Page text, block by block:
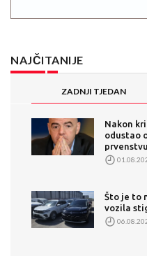
NAJČITANIJE
ZADNJI TJEDAN
Nakon
odustao
prvenstvu
Što je to
vozila